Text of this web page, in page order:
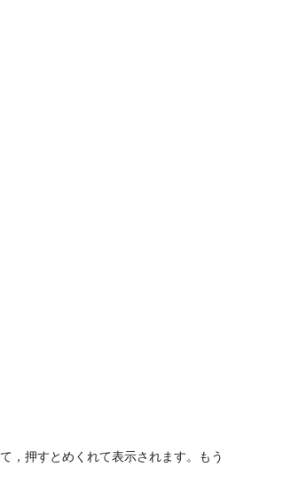
，押すとめくれて表示されます。もう